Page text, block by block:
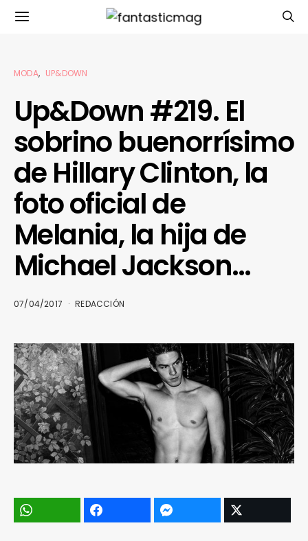
MODA UP&DOWN
Up&Down #219. El
sobrino buenorrísimo
de Hillary Clinton, la
foto oficial de
Melania, la hija de
Michael Jackson…
07/04/2017 REDACCIÓN